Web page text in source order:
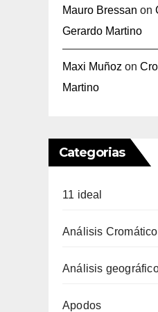
Mauro Bressan on
Gerardo Martino
Maxi Muñoz on
Martino
Categorias
11 ideal
Análisis Cromático
Análisis
Apodos